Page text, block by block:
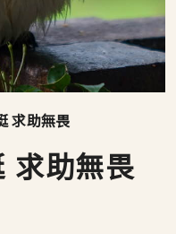
求助無畏
求助無畏